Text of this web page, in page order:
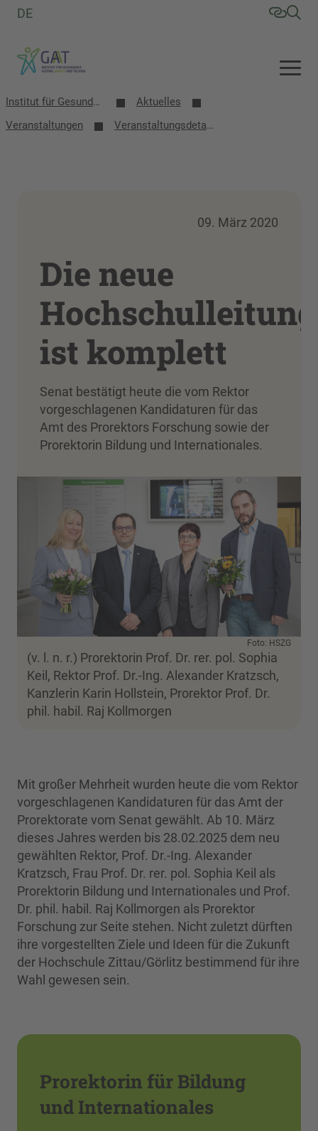
DE
Institut für Gesundheit, Altern, Arbeit und Technik (GAT)
Aktuelles
Veranstaltungen
Veranstaltungsdetails
09. März 2020
Die neue
Hochschulleitung
ist komplett
Senat bestätigt heute die vom Rektor
vorgeschlagenen Kandidaturen für das
Amt des Prorektors Forschung sowie der
Prorektorin Bildung und Internationales.
Foto: HSZG
(v. l. n. r.) Prorektorin Prof. Dr. rer. pol. Sophia
Keil, Rektor Prof. Dr.-Ing. Alexander Kratzsch,
Kanzlerin Karin Hollstein, Prorektor Prof. Dr.
phil. habil. Raj Kollmorgen
Mit großer Mehrheit wurden heute die vom Rektor
vorgeschlagenen Kandidaturen für das Amt der
Prorektorate vom Senat gewählt. Ab 10. März
dieses Jahres werden bis 28.02.2025 dem neu
gewählten Rektor, Prof. Dr.-Ing. Alexander
Kratzsch, Frau Prof. Dr. rer. pol. Sophia Keil als
Prorektorin Bildung und Internationales und Prof.
Dr. phil. habil. Raj Kollmorgen als Prorektor
Forschung zur Seite stehen. Nicht zuletzt dürften
ihre vorgestellten Ziele und Ideen für die Zukunft
der Hochschule Zittau/Görlitz bestimmend für ihre
Wahl gewesen sein.
Prorektorin für Bildung
und Internationales